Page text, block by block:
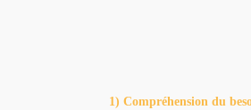
1) Compréhension du